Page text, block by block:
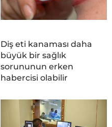
Diş eti kanaması daha
büyük bir sağlık
sorununun erken
habercisi olabilir